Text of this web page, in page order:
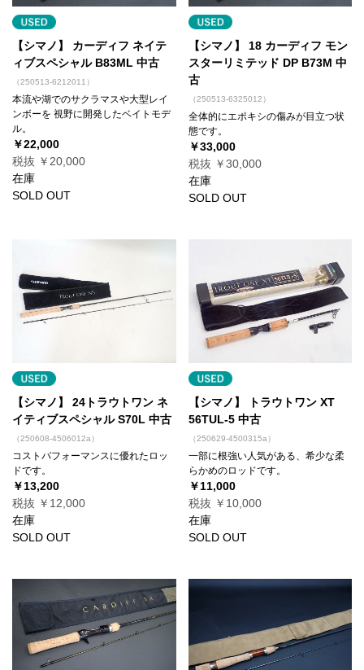
【シマノ】 カーディフ ネイテ
ィブスペシャル B83ML 中古
（250513-6212011）
本流や湖でのサクラマスや大型レイ
ンボーを 視野に開発したベイトモデ
ル。
￥22,000
税抜 ￥20,000
在庫
SOLD OUT
【シマノ】 18 カーディフ モン
スターリミテッド DP B73M 中
古
（250513-6325012）
全体的にエポキシの傷みが目立つ状
態です。
￥33,000
税抜 ￥30,000
在庫
SOLD OUT
【シマノ】 24トラウトワン ネ
イティブスペシャル S70L 中古
（250608-4506012a）
コストパフォーマンスに優れたロッ
ドです。
￥13,200
税抜 ￥12,000
在庫
SOLD OUT
【シマノ】 トラウトワン XT
56TUL-5 中古
（250629-4500315a）
一部に根強い人気がある、希少な柔
らかめのロッドです。
￥11,000
税抜 ￥10,000
在庫
SOLD OUT